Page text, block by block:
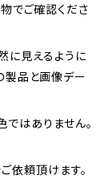
でご確認くださ
に見えるように
製品と画像デー
はありません。
依頼頂けます。